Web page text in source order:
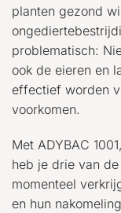
planten gezond
problematisch:
ook de eieren en
effectief worden
voorkomen.
Met ADYBAC
heb je drie van
momenteel
en hun